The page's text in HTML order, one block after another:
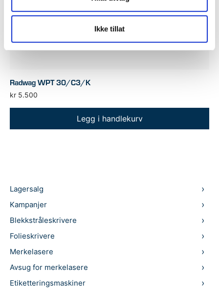
Ikke tillat
Radwag WPT 30/C3/K
kr 5.500
Legg i handlekurv
Lagersalg
Kampanjer
Blekkstråleskrivere
Folieskrivere
Merkelasere
Avsug for merkelasere
Etiketteringsmaskiner